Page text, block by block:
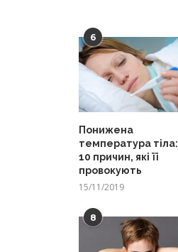
6
Понижена
температура тіла:
10 причин, які її
провокують
15/11/2019
8